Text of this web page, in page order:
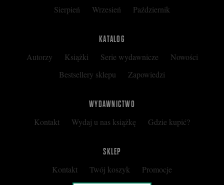
Sierpień Wrzesień Październik
KATALOG
Autorzy Książki Serie wydawnicze
Nowości
Bestsellery sklepu
Zapowiedzi
WYDAWNICTWO
Kontakt Wydaj u nas książkę Gdzie kupić?
SKLEP
Kontakt Twój koszyk
Promocje